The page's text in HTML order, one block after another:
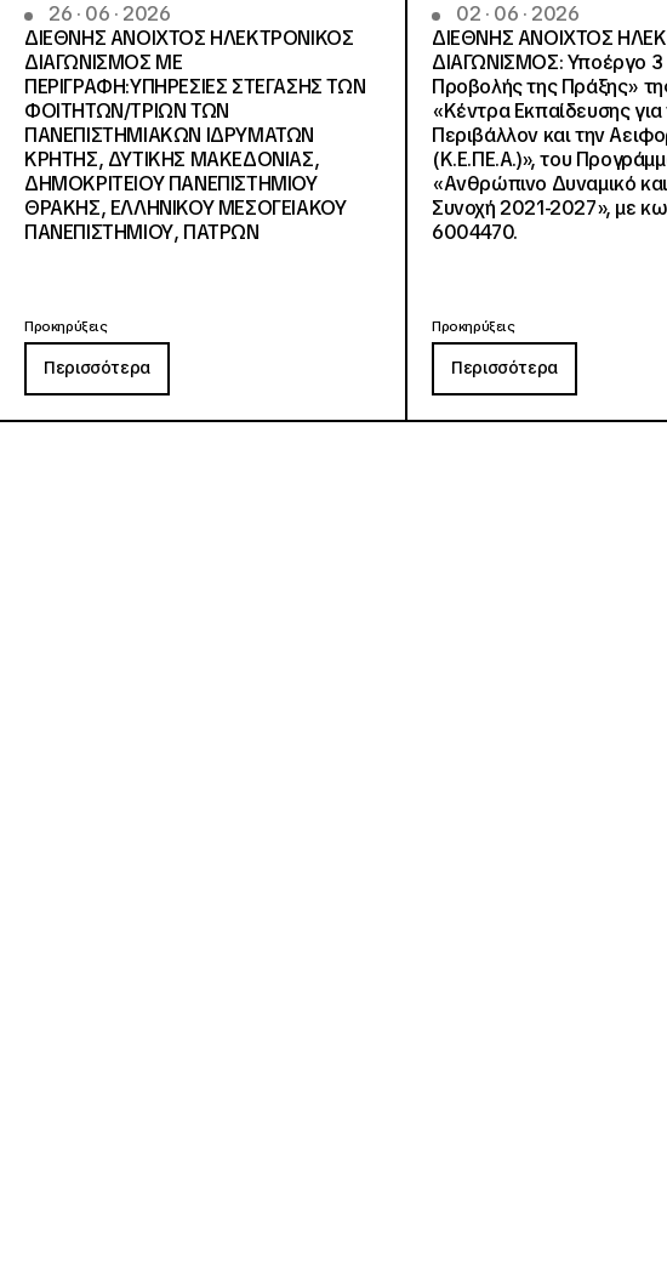
26 · 06 · 2026
ΔΙΕΘΝΗΣ ΑΝΟΙΧΤΟΣ ΗΛΕΚΤΡΟΝΙΚΟΣ
ΔΙΑΓΩΝΙΣΜΟΣ ΜΕ
ΠΕΡΙΓΡΑΦΗ:ΥΠΗΡΕΣΙΕΣ ΣΤΕΓΑΣΗΣ ΤΩΝ
ΦΟΙΤΗΤΩΝ/ΤΡΙΩΝ ΤΩΝ
ΠΑΝΕΠΙΣΤΗΜΙΑΚΩΝ ΙΔΡΥΜΑΤΩΝ
KΡΗΤΗΣ, ΔΥΤΙΚΗΣ ΜΑΚΕΔΟΝΙΑΣ,
ΔΗΜΟΚΡΙΤΕΙΟΥ ΠΑΝΕΠΙΣΤΗΜΙΟΥ
ΘΡΑΚΗΣ, ΕΛΛΗΝΙΚΟΥ ΜΕΣΟΓΕΙΑΚΟΥ
ΠΑΝΕΠΙΣΤΗΜΙΟΥ, ΠΑΤΡΩΝ
Προκηρύξεις
Περισσότερα
02 · 06 · 2026
ΔΙΕΘΝΗΣ ΑΝΟΙΧΤΟΣ
ΔΙΑΓΩΝΙΣΜΟΣ: Υποέργο 3
Προβολής της Πράξης»
«Κέντρα Εκπαίδευσης για
Περιβάλλον και την
(Κ.Ε.ΠΕ.Α.)», του
«Ανθρώπινο Δυναμικό
Συνοχή 2021-2027», με
6004470.
Προκηρύξεις
Περισσότερα